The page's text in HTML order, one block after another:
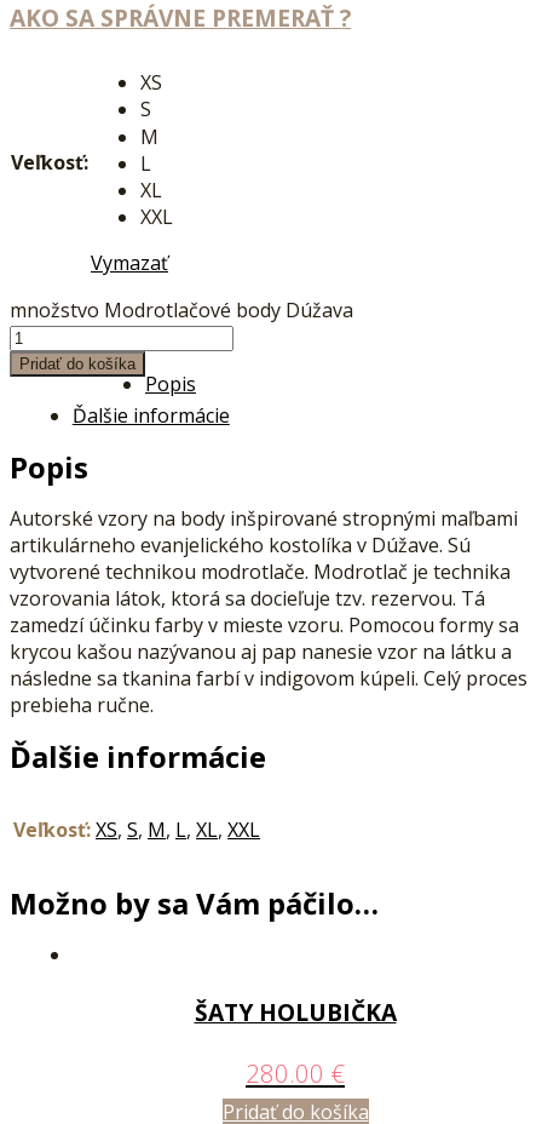
AKO SA SPRÁVNE PREMERAŤ ?
Veľkosť:
XS
S
M
L
XL
XXL
Vymazať
množstvo Modrotlačové body Dúžava
Pridať do košíka
Popis
Ďalšie informácie
Popis
Autorské vzory na body inšpirované stropnými maľbami
artikulárneho evanjelického kostolíka v Dúžave. Sú
vytvorené technikou modrotlače. Modrotlač je technika
vzorovania látok, ktorá sa docieľuje tzv. rezervou. Tá
zamedzí účinku farby v mieste vzoru. Pomocou formy sa
krycou kašou nazývanou aj pap nanesie vzor na látku a
následne sa tkanina farbí v indigovom kúpeli. Celý proces
prebieha ručne.
Ďalšie informácie
Veľkosť:XS, S, M, L, XL, XXL
Možno by sa Vám páčilo…
ŠATY HOLUBIČKA
280.00 €
Pridať do košíka